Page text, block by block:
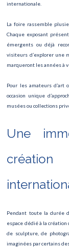
Art Paris –
internationale.
La foire rassemble
Chaque exposant
émergents ou déjà
visiteurs d’explorer une
marqueront les années à
Pour les amateurs d’art
occasion unique
musées ou collections
Une
Pendant toute la durée
espace dédié à la
de sculpture, de
imaginées par certains